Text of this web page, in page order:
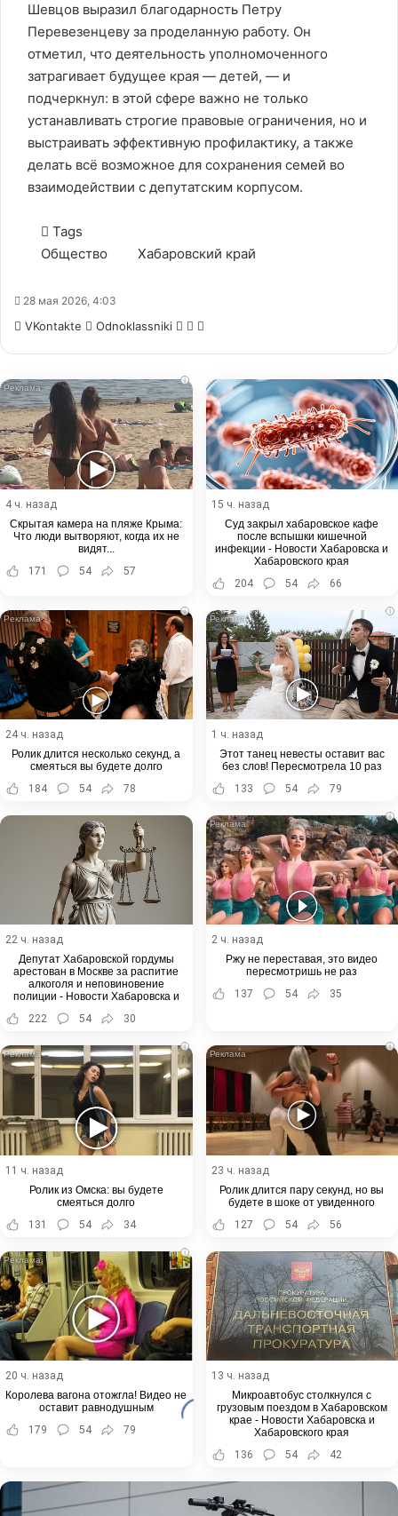
Шевцов выразил благодарность Петру
Перевезенцеву за проделанную работу. Он
отметил, что деятельность уполномоченного
затрагивает будущее края — детей, — и
подчеркнул: в этой сфере важно не только
устанавливать строгие правовые ограничения, но и
выстраивать эффективную профилактику, а также
делать всё возможное для сохранения семей во
взаимодействии с депутатским корпусом.
Tags
Общество
Хабаровский край
28 мая 2026, 4:03
VKontakte Odnoklassniki WhatsApp
Telegram
i
4 ч. назад
Скрытая камера на пляже Крыма:
Что люди вытворяют, когда их не
видят...
171
54 57
15 ч. назад
Суд закрыл хабаровское кафе
после вспышки кишечной
инфекции - Новости Хабаровска и
Хабаровского края
204
54 66
i
24 ч. назад
Ролик длится несколько секунд, а
смеяться вы будете долго
184
54 78
i
1 ч. назад
Этот танец невесты оставит вас
без слов! Пересмотрела 10 раз
133
54 79
22 ч. назад
Депутат Хабаровской гордумы
арестован в Москве за распитие
алкоголя и неповиновение
полиции - Новости Хабаровска и
222 54 30
i
2 ч. назад
Ржу не переставая, это видео
пересмотришь не раз
137
54 35
i
11 ч. назад
Ролик из Омска: вы будете
смеяться долго
131
54 34
i
23 ч. назад
Ролик длится пару секунд, но вы
будете в шоке от увиденного
127
54 56
i
20 ч. назад
Королева вагона отожгла! Видео не
оставит равнодушным
179
54 79
13 ч. назад
Микроавтобус столкнулся с
грузовым поездом в Хабаровском
крае - Новости Хабаровска и
Хабаровского края
136
54 42